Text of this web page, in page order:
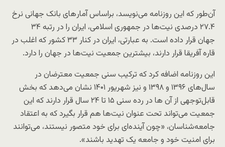
آن‌طور که این روزنامه می‌نویسد، براساس آمار‌های بانک جهانی نرخ
۲۷.۴ درصدی نیت‌ها در جمهوری اسلامی، ایران را در رتبه ۳۴
جهان قرار داده است. به عبارتی، ایران در کنار ۳۳ کشور که اغلب در
قاره آفریقا قرار دارند، بیشترین جمعیت نیت‌ها در جهان را دارد.
این روزنامه اضافه کرد که ترکیب سنی جمعیت معترضان در
سال‌های ۱۳۹۶ و ۱۳۹۸ و نیز شهریور ۱۴۰۱ نشان می‌دهد که بخش
قابل‌توجهی از آن ها در رده سنی ۱۵ تا ۲۴ سال قرار دارند که این
جمعیت می‌تواند تحت عنوان نیت‌ها هم قرار بگیرد که به اعتقاد
جامعه‌شناسان، «چون آینده‌ای برای خود متصور نیستند، می‌توانند
برای امنیت خود و جامعه یک تهدید باشند».